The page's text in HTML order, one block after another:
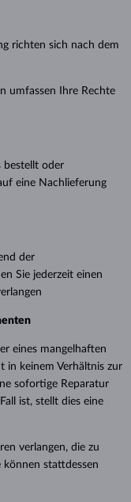
richten sich nach dem
umfassen Ihre Rechte
bestellt oder
eine Nachlieferung
der
Sie jederzeit einen
eines mangelhaften
in keinem Verhältnis zur
sofortige Reparatur
ist, stellt dies eine
verlangen, die zu
können stattdessen